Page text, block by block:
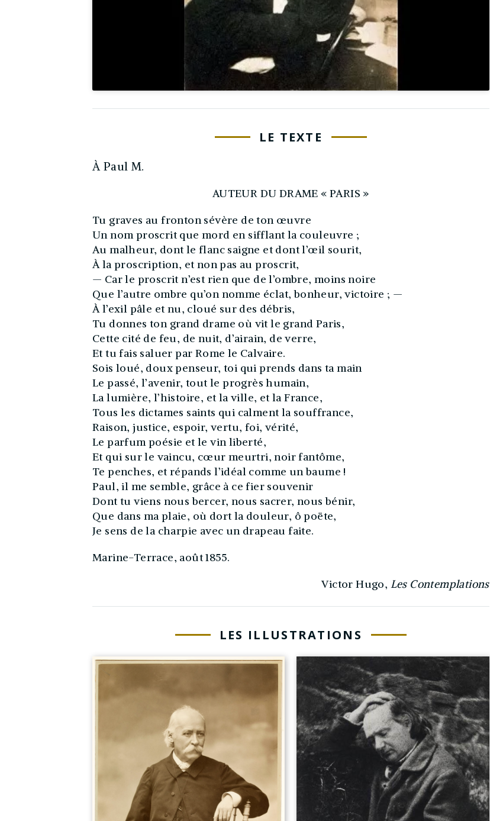
LE TEXTE
À Paul M.
AUTEUR DU DRAME « PARIS »
Tu graves au fronton sévère de ton œuvre
Un nom proscrit que mord en sifflant la couleuvre ;
Au malheur, dont le flanc saigne et dont l’œil sourit,
À la proscription, et non pas au proscrit,
— Car le proscrit n’est rien que de l’ombre, moins noire
Que l’autre ombre qu’on nomme éclat, bonheur, victoire ; —
À l’exil pâle et nu, cloué sur des débris,
Tu donnes ton grand drame où vit le grand Paris,
Cette cité de feu, de nuit, d’airain, de verre,
Et tu fais saluer par Rome le Calvaire.
Sois loué, doux penseur, toi qui prends dans ta main
Le passé, l’avenir, tout le progrès humain,
La lumière, l’histoire, et la ville, et la France,
Tous les dictames saints qui calment la souffrance,
Raison, justice, espoir, vertu, foi, vérité,
Le parfum poésie et le vin liberté,
Et qui sur le vaincu, cœur meurtri, noir fantôme,
Te penches, et répands l’idéal comme un baume !
Paul, il me semble, grâce à ce fier souvenir
Dont tu viens nous bercer, nous sacrer, nous bénir,
Que dans ma plaie, où dort la douleur, ô poëte,
Je sens de la charpie avec un drapeau faite.
Marine-Terrace, août 1855.
Victor Hugo, Les Contemplations
LES ILLUSTRATIONS